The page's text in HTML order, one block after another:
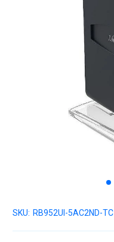
SKU: RB952UI-5AC2ND-TC